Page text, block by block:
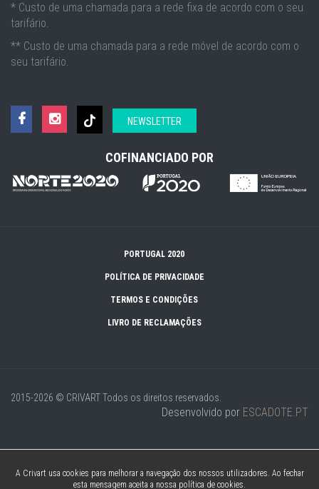
* Custo de uma chamada para a rede fixa de acordo com o seu
tarifário.
** Custo de uma chamada para a rede móvel de acordo com o
seu tarifário.
NEWSLETTER
COFINANCIADO POR
PORTUGAL 2020
POLÍTICA DE PRIVACIDADE
TERMOS E CONDIÇÕES
LIVRO DE RECLAMAÇÕES
2015-2026 © CRIVARTTodos os direitos reservados.
Desenvolvido por ESCADOTE.PT
A Crivart usa cookies para melhorar a navegação dos nossos utilizadores. Ao fechar
esta mensagem aceita a nossa política de cookies.